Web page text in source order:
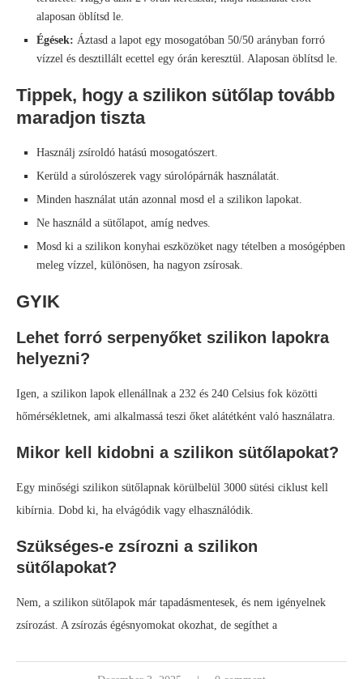
alaposan öblítsd le.
Égések: Áztasd a lapot egy mosogatóban 50/50 arányban forró
vízzel és desztillált ecettel egy órán keresztül. Alaposan öblítsd le.
Tippek, hogy a szilikon sütőlap tovább
maradjon tiszta
Használj zsíroldó hatású mosogatószert.
Kerüld a súrolószerek vagy súrolópárnák használatát.
Minden használat után azonnal mosd el a szilikon lapokat.
Ne használd a sütőlapot, amíg nedves.
Mosd ki a szilikon konyhai eszközöket nagy tételben a mosógépben
meleg vízzel, különösen, ha nagyon zsírosak.
GYIK
Lehet forró serpenyőket szilikon lapokra
helyezni?
Igen, a szilikon lapok ellenállnak a 232 és 240 Celsius fok közötti
hőmérsékletnek, ami alkalmassá teszi őket alátétként való használatra.
Mikor kell kidobni a szilikon sütőlapokat?
Egy minőségi szilikon sütőlapnak körülbelül 3000 sütési ciklust kell
kibírnia. Dobd ki, ha elvágódik vagy elhasználódik.
Szükséges-e zsírozni a szilikon
sütőlapokat?
Nem, a szilikon sütőlapok már tapadásmentesek, és nem igényelnek
zsírozást. A zsírozás égésnyomokat okozhat, de segíthet a